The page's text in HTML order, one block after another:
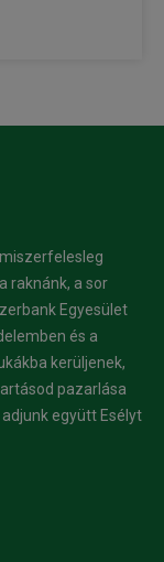
raknánk, a sor
Egyesület
és a
kerüljenek,
pazarlása
együtt Esélyt